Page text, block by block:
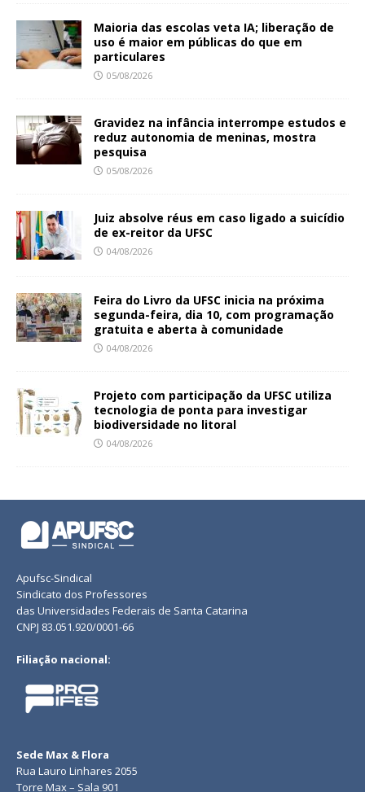
Maioria das escolas veta IA; liberação de
uso é maior em públicas do que em
particulares
05/08/2026
Gravidez na infância interrompe estudos e
reduz autonomia de meninas, mostra
pesquisa
05/08/2026
Juiz absolve réus em caso ligado a suicídio
de ex-reitor da UFSC
04/08/2026
Feira do Livro da UFSC inicia na próxima
segunda-feira, dia 10, com programação
gratuita e aberta à comunidade
04/08/2026
Projeto com participação da UFSC utiliza
tecnologia de ponta para investigar
biodiversidade no litoral
04/08/2026
Apufsc-Sindical
Sindicato dos Professores
das Universidades Federais de Santa Catarina
CNPJ 83.051.920/0001-66
Filiação nacional:
Sede Max & Flora
Rua Lauro Linhares 2055
Torre Max – Sala 901